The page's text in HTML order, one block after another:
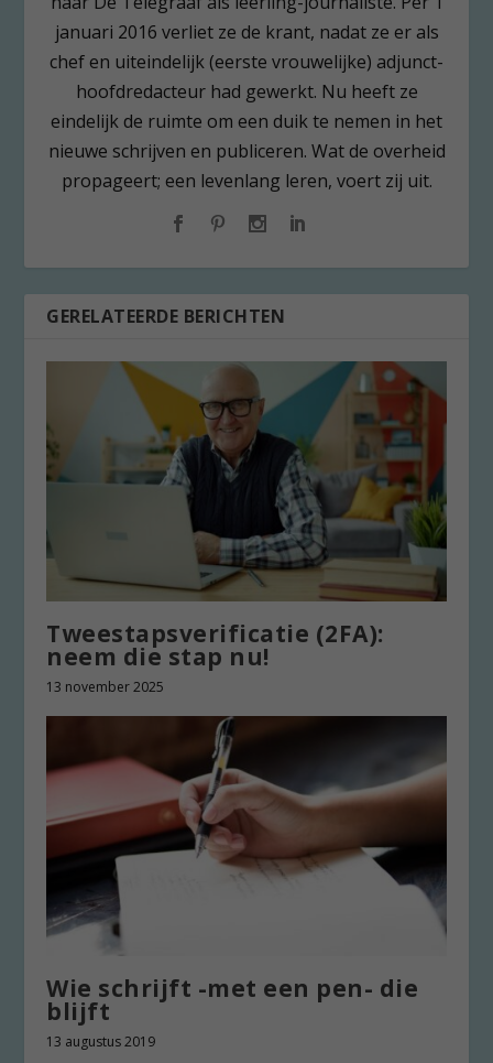
januari 2016 verliet ze de krant, nadat ze er als
chef en uiteindelijk (eerste vrouwelijke) adjunct-
hoofdredacteur had gewerkt. Nu heeft ze
eindelijk de ruimte om een duik te nemen in het
nieuwe schrijven en publiceren. Wat de overheid
propageert; een levenlang leren, voert zij uit.
GERELATEERDE BERICHTEN
Tweestapsverificatie (2FA):
neem die stap nu!
13 november 2025
Wie schrijft -met een pen- die
blijft
13 augustus 2019